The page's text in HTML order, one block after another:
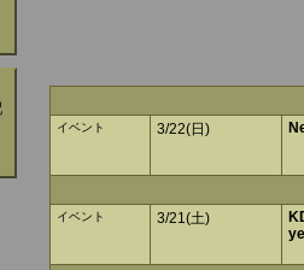
イベント 3/22(日)
イベント 3/21(土)